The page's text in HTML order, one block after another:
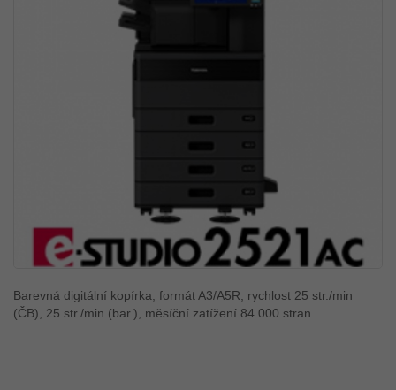
Barevná digitální kopírka, formát A3/A5R, rychlost 25 str./min
(ČB), 25 str./min (bar.), měsíční zatížení 84.000 stran